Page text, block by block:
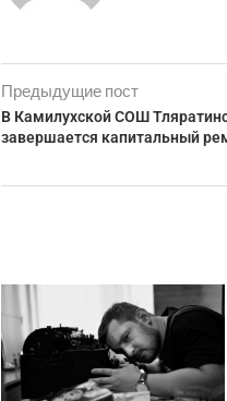
Предыдущие пост
В Камилухской СОШ
завершается капитальный